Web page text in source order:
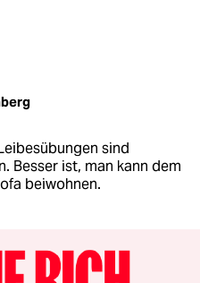
sind
Besser ist, man kann dem
beiwohnen.